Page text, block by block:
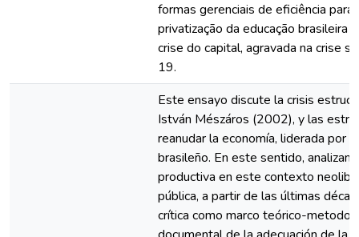
formas gerenciais de eficiência
privatização da educação
crise do capital, agravada na crise
19.
Este ensayo discute la crisis
István Mészáros (2002), y las
reanudar la economía, liderada por
brasileño. En este sentido,
productiva en este contexto
pública, a partir de las últimas
crítica como marco teórico-